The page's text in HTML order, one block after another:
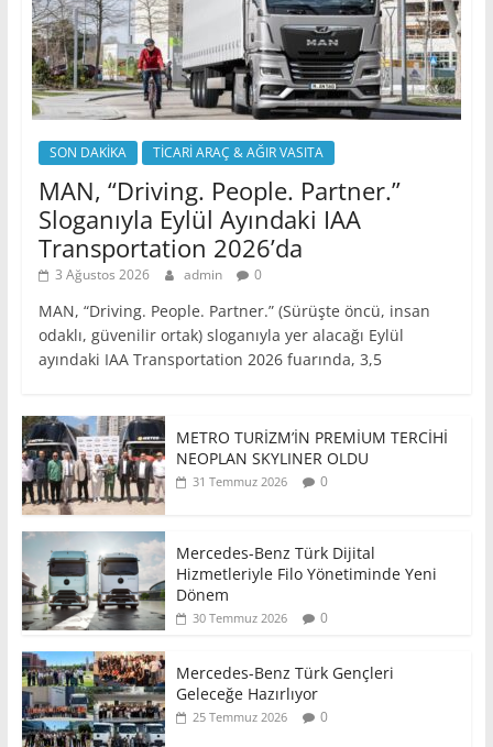
SON DAKİKA TİCARİ ARAÇ & AĞIR VASITA
MAN, “Driving. People. Partner.”
Sloganıyla Eylül Ayındaki IAA
Transportation 2026’da
3 Ağustos 2026 admin 0
MAN, “Driving. People. Partner.” (Sürüşte öncü, insan
odaklı, güvenilir ortak) sloganıyla yer alacağı Eylül
ayındaki IAA Transportation 2026 fuarında, 3,5
METRO TURİZM’İN PREMİUM TERCİHİ
NEOPLAN SKYLINER OLDU
31 Temmuz 2026 0
Mercedes-Benz Türk Dijital
Hizmetleriyle Filo Yönetiminde Yeni
Dönem
30 Temmuz 2026 0
Mercedes-Benz Türk Gençleri
Geleceğe Hazırlıyor
25 Temmuz 2026 0